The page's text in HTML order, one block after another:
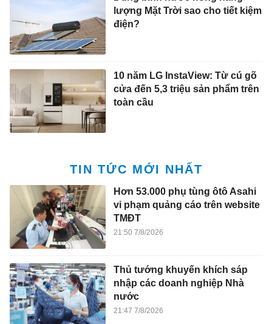
lượng Mặt Trời sao cho tiết kiệm
điện?
10 năm LG InstaView: Từ cú gõ
cửa đến 5,3 triệu sản phẩm trên
toàn cầu
TIN TỨC MỚI NHẤT
Hơn 53.000 phụ tùng ôtô Asahi
vi phạm quảng cáo trên website
TMĐT
21:50 7/8/2026
Thủ tướng khuyến khích sáp
nhập các doanh nghiệp Nhà
nước
21:47 7/8/2026